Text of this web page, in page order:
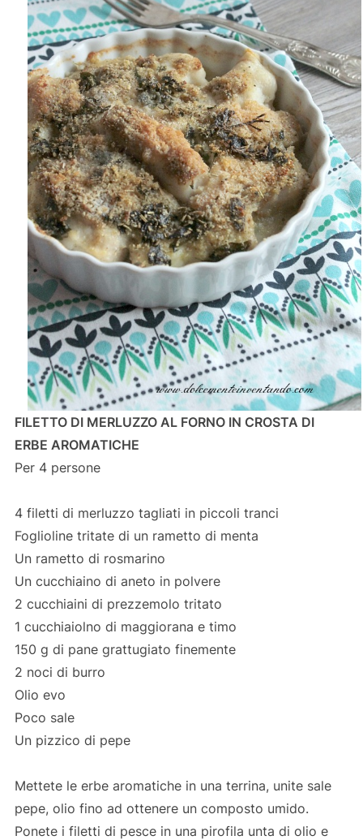
FILETTO DI MERLUZZO AL FORNO IN CROSTA DI
ERBE AROMATICHE
Per 4 persone
4 filetti di merluzzo tagliati in piccoli tranci
Foglioline tritate di un rametto di menta
Un rametto di rosmarino
Un cucchiaino di aneto in polvere
2 cucchiaini di prezzemolo tritato
1 cucchiaiolno di maggiorana e timo
150 g di pane grattugiato finemente
2 noci di burro
Olio evo
Poco sale
Un pizzico di pepe
Mettete le erbe aromatiche in una terrina, unite sale
pepe, olio fino ad ottenere un composto umido.
Ponete i filetti di pesce in una pirofila unta di olio e